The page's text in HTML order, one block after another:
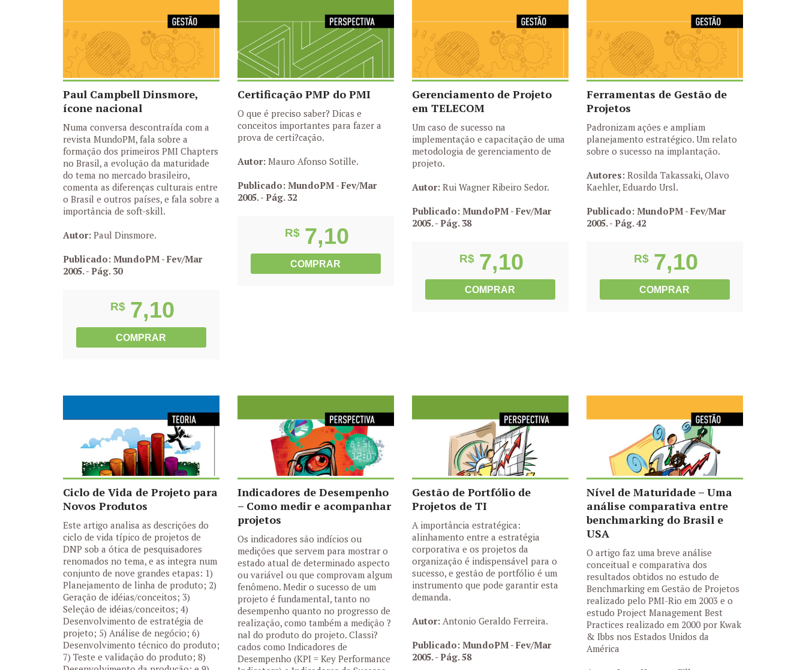
Paul Campbell Dinsmore,
ícone nacional
Numa conversa descontraída com a
revista MundoPM, fala sobre a
formação dos primeiros PMI Chapters
no Brasil, a evolução da maturidade
do tema no mercado brasileiro,
comenta as diferenças culturais entre
o Brasil e outros países, e fala sobre a
importância de soft-skill.
Autor: Paul Dinsmore.
Publicado: MundoPM - Fev/Mar
2005.- Pág. 30
R$ 7,10
COMPRAR
Certificação PMP do PMI
O que é preciso saber? Dicas e
conceitos importantes para fazer a
prova de certi?cação.
Autor: Mauro Afonso Sotille.
Publicado: MundoPM - Fev/Mar
2005.- Pág. 32
R$ 7,10
COMPRAR
Gerenciamento de Projeto
em TELECOM
Um caso de sucesso na
implementação e capacitação de uma
metodologia de gerenciamento de
projeto.
Autor: Rui Wagner Ribeiro Sedor.
Publicado: MundoPM - Fev/Mar
2005.- Pág. 38
R$ 7,10
COMPRAR
Ferramentas de Gestão de
Projetos
Padronizam ações e ampliam
planejamento estratégico. Um relato
sobre o sucesso na implantação.
Autores: Rosilda Takassaki, Olavo
Kaehler, Eduardo Ursl.
Publicado: MundoPM - Fev/Mar
2005.- Pág. 42
R$ 7,10
COMPRAR
Ciclo de Vida de Projeto para
Novos Produtos
Este artigo analisa as descrições do
ciclo de vida típico de projetos de
DNP sob a ótica de pesquisadores
renomados no tema, e as integra num
conjunto de nove grandes etapas: 1)
Planejamento de linha de produto; 2)
Geração de idéias/conceitos; 3)
Seleção de idéias/conceitos; 4)
Desenvolvimento de estratégia de
projeto; 5) Análise de negócio; 6)
Desenvolvimento técnico do produto;
7) Teste e validação do produto; 8)
Indicadores de Desempenho
– Como medir e acompanhar
projetos
Os indicadores são indícios ou
medições que servem para mostrar o
estado atual de determinado aspecto
ou variável ou que comprovam algum
fenômeno. Medir o sucesso de um
projeto é fundamental, tanto no
desempenho quanto no progresso de
realização, como também a medição ?
nal do produto do projeto. Classi?
cados como Indicadores de
Desempenho (KPI = Key Performance
Gestão de Portfólio de
Projetos de TI
A importância estratégica:
alinhamento entre a estratégia
corporativa e os projetos da
organização é indispensável para o
sucesso, e gestão de portfólio é um
instrumento que pode garantir esta
demanda.
Autor: Antonio Geraldo Ferreira.
Publicado: MundoPM - Fev/Mar
2005.- Pág. 58
Nível de Maturidade – Uma
análise comparativa entre
benchmarking do Brasil e
USA
O artigo faz uma breve análise
conceitual e comparativa dos
resultados obtidos no estudo de
Benchmarking em Gestão de Projetos
realizado pelo PMI-Rio em 2003 e o
estudo Project Management Best
Practices realizado em 2000 por Kwak
& Ibbs nos Estados Unidos da
América